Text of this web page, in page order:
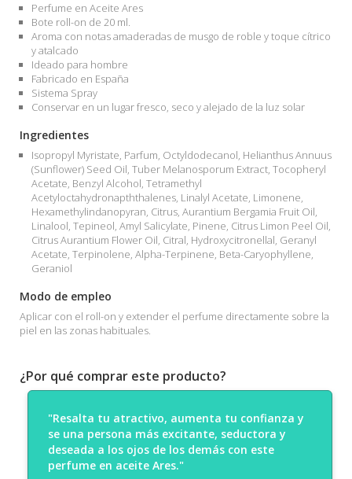
Perfume en Aceite Ares
Bote roll-on de 20 ml.
Aroma con notas amaderadas de musgo de roble y toque cítrico
y atalcado
Ideado para hombre
Fabricado en España
Sistema Spray
Conservar en un lugar fresco, seco y alejado de la luz solar
Ingredientes
Isopropyl Myristate, Parfum, Octyldodecanol, Helianthus Annuus
(Sunflower) Seed Oil, Tuber Melanosporum Extract, Tocopheryl
Acetate, Benzyl Alcohol, Tetramethyl
Acetyloctahydronapththalenes, Linalyl Acetate, Limonene,
Hexamethylindanopyran, Citrus, Aurantium Bergamia Fruit Oil,
Linalool, Tepineol, Amyl Salicylate, Pinene, Citrus Limon Peel Oil,
Citrus Aurantium Flower Oil, Citral, Hydroxycitronellal, Geranyl
Acetate, Terpinolene, Alpha-Terpinene, Beta-Caryophyllene,
Geraniol
Modo de empleo
Aplicar con el roll-on y extender el perfume directamente sobre la
piel en las zonas habituales.
¿Por qué comprar este producto?
"Resalta tu atractivo, aumenta tu confianza y
se una persona más excitante, seductora y
deseada a los ojos de los demás con este
perfume en aceite Ares."